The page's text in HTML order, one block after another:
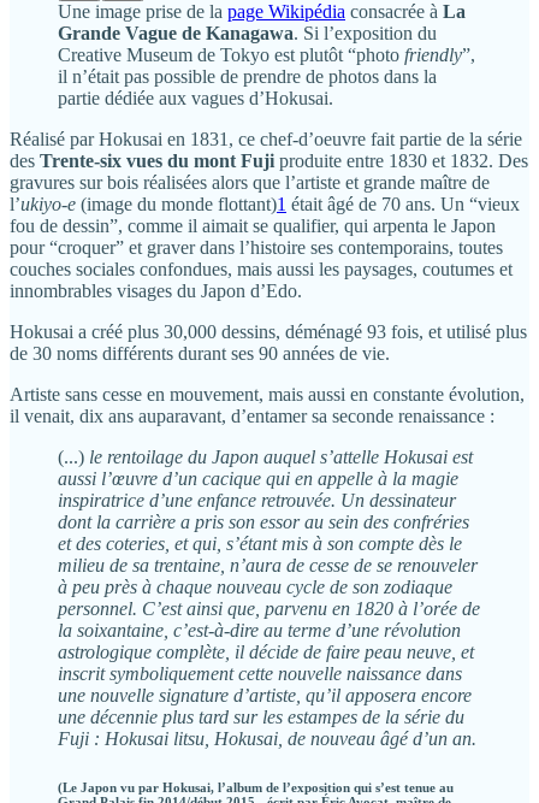
Une image prise de la page Wikipédia consacrée à La
Grande Vague de Kanagawa. Si l’exposition du
Creative Museum de Tokyo est plutôt “photo friendly”,
il n’était pas possible de prendre de photos dans la
partie dédiée aux vagues d’Hokusai.
Réalisé par Hokusai en 1831, ce chef-d’oeuvre fait partie de la série
des Trente-six vues du mont Fuji produite entre 1830 et 1832. Des
gravures sur bois réalisées alors que l’artiste et grande maître de
l’ukiyo-e (image du monde flottant)1 était âgé de 70 ans. Un “vieux
fou de dessin”, comme il aimait se qualifier, qui arpenta le Japon
pour “croquer” et graver dans l’histoire ses contemporains, toutes
couches sociales confondues, mais aussi les paysages, coutumes et
innombrables visages du Japon d’Edo.
Hokusai a créé plus 30,000 dessins, déménagé 93 fois, et utilisé plus
de 30 noms différents durant ses 90 années de vie.
Artiste sans cesse en mouvement, mais aussi en constante évolution,
il venait, dix ans auparavant, d’entamer sa seconde renaissance :
(...) le rentoilage du Japon auquel s’attelle Hokusai est
aussi l’œuvre d’un cacique qui en appelle à la magie
inspiratrice d’une enfance retrouvée. Un dessinateur
dont la carrière a pris son essor au sein des confréries
et des coteries, et qui, s’étant mis à son compte dès le
milieu de sa trentaine, n’aura de cesse de se renouveler
à peu près à chaque nouveau cycle de son zodiaque
personnel. C’est ainsi que, parvenu en 1820 à l’orée de
la soixantaine, c’est-à-dire au terme d’une révolution
astrologique complète, il décide de faire peau neuve, et
inscrit symboliquement cette nouvelle naissance dans
une nouvelle signature d’artiste, qu’il apposera encore
une décennie plus tard sur les estampes de la série du
Fuji : Hokusai litsu, Hokusai, de nouveau âgé d’un an.
(Le Japon vu par Hokusai, l’album de l’exposition qui s’est tenue au